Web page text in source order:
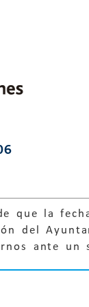
que la
del
ante un